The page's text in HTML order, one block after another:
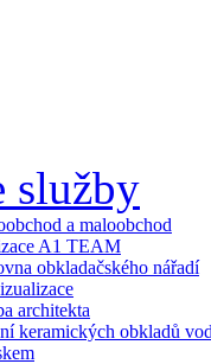
služby
a maloobchod
A1 TEAM
obkladačského nářadí
architekta
keramických obkladů